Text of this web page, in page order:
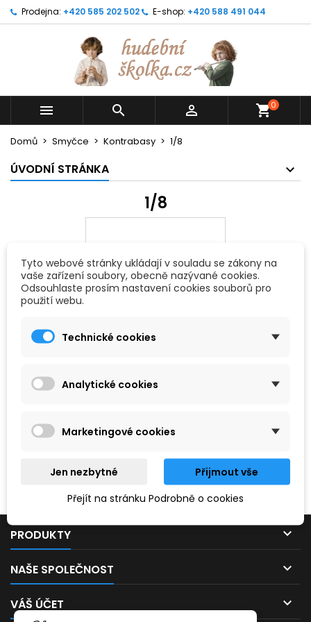
Prodejna: +420 585 202 502 E-shop: +420 588 491 044
   shopping_cart0
Domů Smyčce Kontrabasy 1/8
ÚVODNÍ STRÁNKA
1/8
Prosím, zkuste zadat něco jiného.
PRODUKTY 
NAŠE SPOLEČNOST 
VÁŠ ÚČET 
Tyto webové stránky ukládají v souladu se zákony na
vaše zařízení soubory, obecně nazývané cookies.
Odsouhlaste prosím nastavení cookies souborů pro
použití webu.
Technické cookies
Analytické cookies
Marketingové cookies
Jen nezbytné
Přijmout vše
Přejít na stránku Podrobně o cookies